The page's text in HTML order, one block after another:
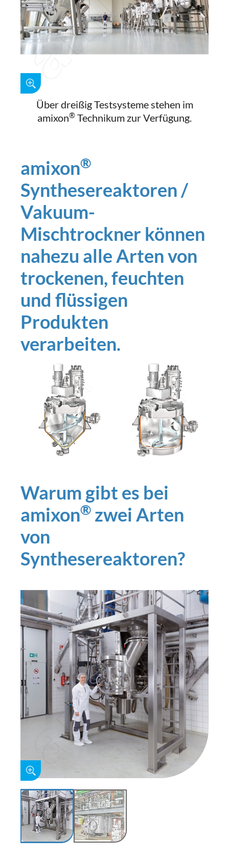
Über dreißig Testsysteme stehen im
amixon® Technikum zur Verfügung.
amixon®
Synthesereaktoren /
Vakuum-
Mischtrockner können
nahezu alle Arten von
trockenen, feuchten
und flüssigen
Produkten
verarbeiten.
Warum gibt es bei
amixon® zwei Arten
von
Synthesereaktoren?